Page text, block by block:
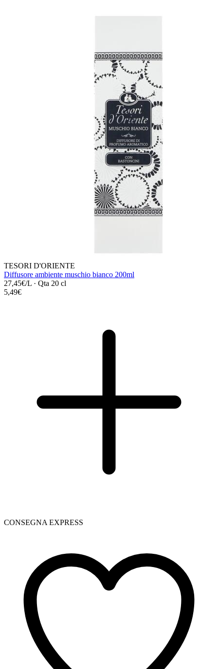
TESORI D'ORIENTE
Diffusore ambiente muschio bianco 200ml
27,45€/L · Qta 20 cl
5,49€
CONSEGNA EXPRESS